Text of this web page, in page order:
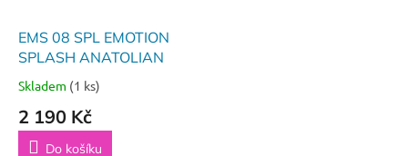
EMS 08 SPL EMOTION
SPLASH ANATOLIAN
Skladem (1 ks)
2 190 Kč
Do košíku